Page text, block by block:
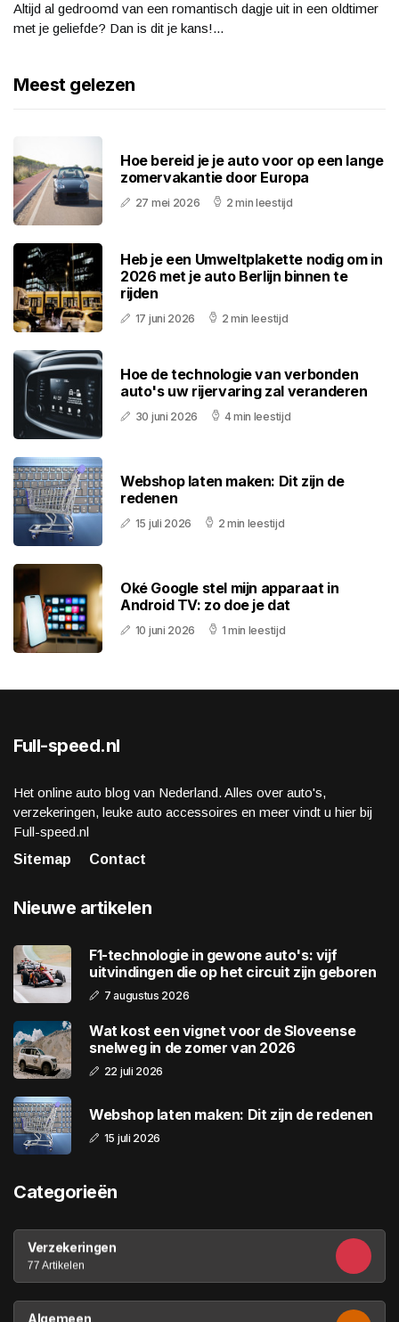
Altijd al gedroomd van een romantisch dagje uit in een oldtimer
met je geliefde? Dan is dit je kans!...
Meest gelezen
Hoe bereid je je auto voor op een lange
zomervakantie door Europa
27 mei 2026 2 min leestijd
Heb je een Umweltplakette nodig om in
2026 met je auto Berlijn binnen te
rijden
17 juni 2026 2 min leestijd
Hoe de technologie van verbonden
auto's uw rijervaring zal veranderen
30 juni 2026 4 min leestijd
Webshop laten maken: Dit zijn de
redenen
15 juli 2026 2 min leestijd
Oké Google stel mijn apparaat in
Android TV: zo doe je dat
10 juni 2026 1 min leestijd
Full-speed.nl
Het online auto blog van Nederland. Alles over auto's,
verzekeringen, leuke auto accessoires en meer vindt u hier bij
Full-speed.nl
Sitemap
Contact
Nieuwe artikelen
F1-technologie in gewone auto's: vijf
uitvindingen die op het circuit zijn geboren
7 augustus 2026
Wat kost een vignet voor de Sloveense
snelweg in de zomer van 2026
22 juli 2026
Webshop laten maken: Dit zijn de redenen
15 juli 2026
Categorieën
Verzekeringen
77 Artikelen
Algemeen